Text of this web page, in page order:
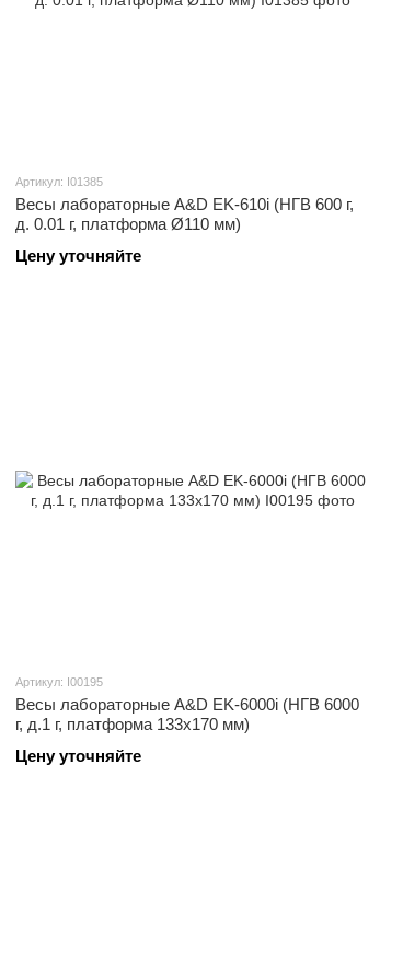
Артикул: I01385
Весы лабораторные A&D EK-610i (НГВ 600 г,
д. 0.01 г, платформа Ø110 мм)
Цену уточняйте
Артикул: I00195
Весы лабораторные A&D EK-6000i (НГВ 6000
г, д.1 г, платформа 133x170 мм)
Цену уточняйте